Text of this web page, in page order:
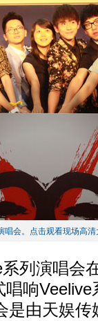
唱会。点击观看现场高清
演唱会
响
是由天娱